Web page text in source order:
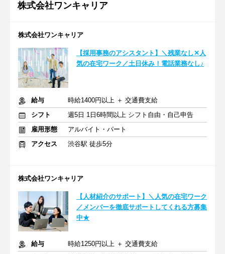
株式会社ワンキャリア
株式会社ワンキャリア
【採用事務のアシスタント】＼残業なし✕人
気の在宅ワーク／土日休み！電話業務なし♪
給与
時給1400円以上 ＋ 交通費支給
シフト
週5日 1日6時間以上 シフト自由・自己申告
雇用形態
アルバイト・パート
アクセス
渋谷駅 徒歩5分
株式会社ワンキャリア
【人材紹介のサポート】＼人気の在宅ワーク
／メンバーを徹底サポートしてくれる方募集
中★
給与
時給1250円以上 ＋ 交通費支給